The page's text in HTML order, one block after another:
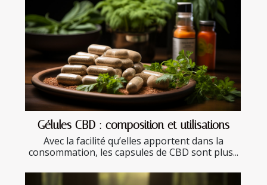
Gélules CBD : composition et utilisations
Avec la facilité qu’elles apportent dans la
consommation, les capsules de CBD sont plus...